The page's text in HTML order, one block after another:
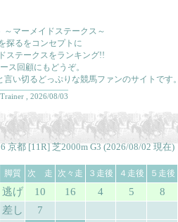
～マーメイドステークス～
探るをコンセプトに
ステークスをランキング!!
ス回顧にもどうぞ。
い切るどっぷりな競馬ファンのサイトです。
, 2026/08/03
京都 [11R] 芝2000m G3 (2026/08/02 現在)
脚質 次 走 次々走 ３走後 ４走後
５走後
逃げ 10 16 4 5 8
差し 7